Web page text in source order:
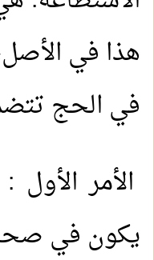
هذا في
في الحج
الأمر الأول
يكون في